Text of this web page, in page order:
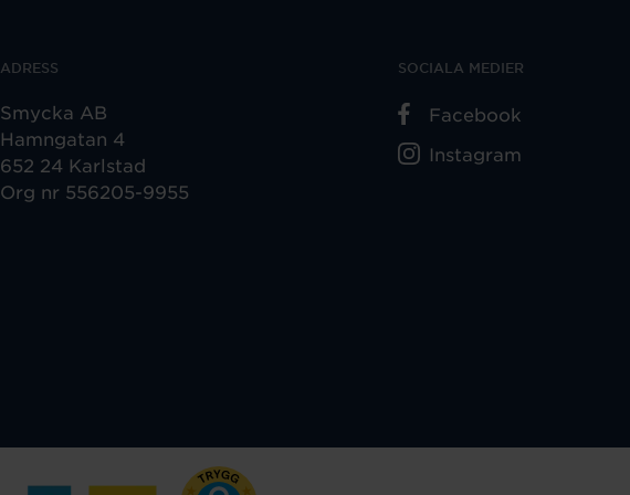
ADRESS
Smycka AB
Hamngatan 4
652 24 Karlstad
Org nr 556205-9955
SOCIALA MEDIER
Facebook
Instagram